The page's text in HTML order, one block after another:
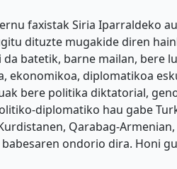
faxistak Siria Iparraldeko
dituzte mugakide diren
da batetik, barne mailan,
ekonomikoa, diplomatikoa
bere politika diktatorial,
diplomatiko hau gabe
Qarabag-
ondorio dira. Honi